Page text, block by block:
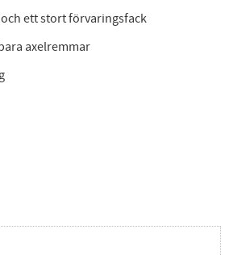
ett stort förvaringsfack
axelremmar